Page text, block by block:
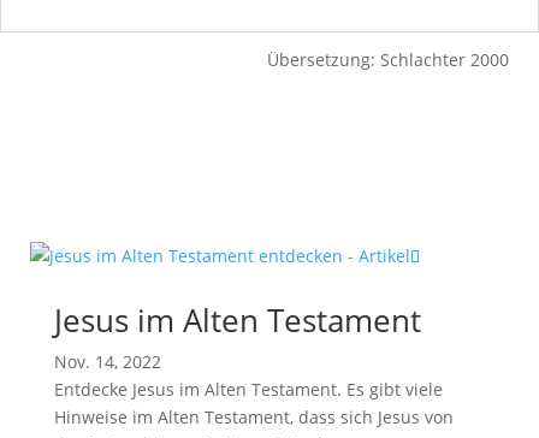
Übersetzung: Schlachter 2000
Jesus im Alten Testament
Nov. 14, 2022
Entdecke Jesus im Alten Testament. Es gibt viele
Hinweise im Alten Testament, dass sich Jesus von